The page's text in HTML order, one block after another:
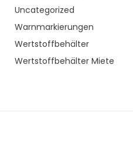
Uncategorized
Warnmarkierungen
Wertstoffbehälter
Wertstoffbehälter Miete